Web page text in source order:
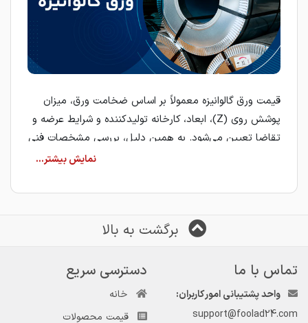
قیمت ورق گالوانیزه معمولاً بر اساس ضخامت ورق، میزان
پوشش روی (Z)، ابعاد، کارخانه تولیدکننده و شرایط عرضه و
تقاضا تعیین می‌شود. به همین دلیل، بررسی مشخصات فنی
هر ورق پیش از انتخاب نهایی اهمیت بالایی دارد.
موارد زیر توجه می‌کنند:
میزان پوشش روی و استاندارد تولید
برند و کارخانه تولیدکننده
برگشت به بالا
تماس با ما
واحد پشتیبانی امور کاربران:
support@foolad24.com
دسترسی سریع
خانه
قیمت محصولات